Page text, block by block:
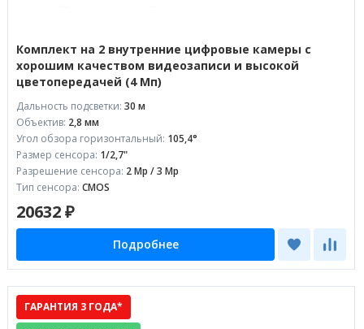
Комплект на 2 внутренние цифровые камеры с
хорошим качеством видеозаписи и высокой
цветопередачей (4 Мп)
Дальность подсветки: 30 м
Объектив: 2,8 мм
Угол обзора горизонтальный: 105,4°
Размер сенсора: 1/2,7"
Разрешение сенсора: 2 Mp / 3 Mp
Тип сенсора: CMOS
20632 ₽
Подробнее
ГАРАНТИЯ 3 ГОДА*